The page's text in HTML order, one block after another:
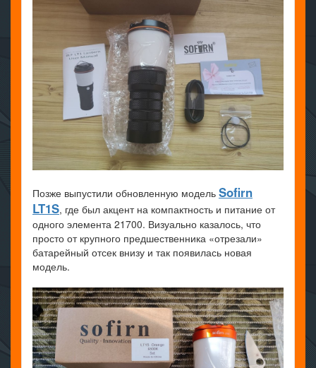
Позже выпустили обновленную модель Sofirn
LT1S, где был акцент на компактность и питание от
одного элемента 21700. Визуально казалось, что
просто от крупного предшественника «отрезали»
батарейный отсек внизу и так появилась новая
модель.